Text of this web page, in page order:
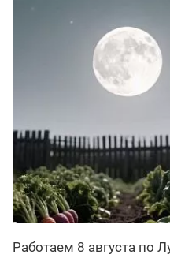
Работаем 8 августа по